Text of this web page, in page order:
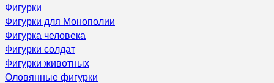
Фигурки
Фигурки для Монополии
Фигурка человека
Фигурки солдат
Фигурки животных
Оловянные фигурки